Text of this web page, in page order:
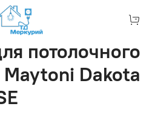
потолочного
Maytoni Dakota